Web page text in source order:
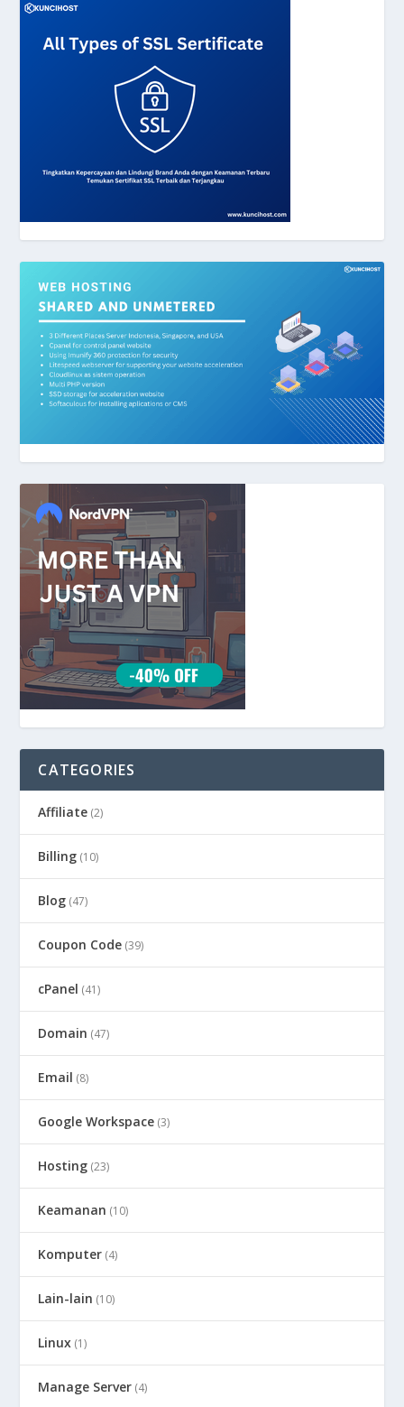
CATEGORIES
Affiliate (2)
Billing (10)
Blog (47)
Coupon Code (39)
cPanel (41)
Domain (47)
Email (8)
Google Workspace (3)
Hosting (23)
Keamanan (10)
Komputer (4)
Lain-lain (10)
Linux (1)
Manage Server (4)